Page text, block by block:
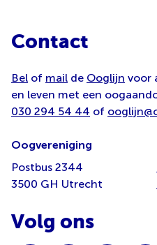
Contact
Bel of mail de Ooglijn voor
en leven met een
030 294 54 44 of
Oogvereniging
Postbus 2344
3500 GH Utrecht
Volg ons